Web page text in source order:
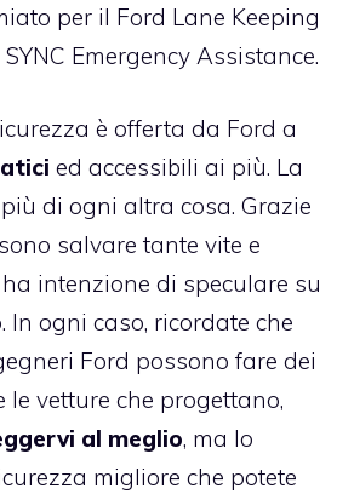
per il Ford Lane Keeping
Emergency Assistance.
è offerta da Ford a
ed accessibili ai più. La
di ogni altra cosa. Grazie
salvare tante vite e
ha intenzione di speculare su
In ogni caso, ricordate che
Ford possono fare dei
le vetture che progettano,
al meglio, ma lo
migliore che potete